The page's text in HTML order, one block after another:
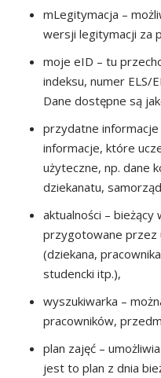
mLegitymacja –
wersji legitymacji za
moje eID – tu
indeksu, numer ELS/
Dane dostępne są
przydatne
informacje, które
użyteczne, np. dane
dziekanatu,
aktualności – bieżący
przygotowane przez
(dziekana,
studencki itp.),
wyszukiwarka –
pracowników,
plan zajęć –
jest to plan z dnia